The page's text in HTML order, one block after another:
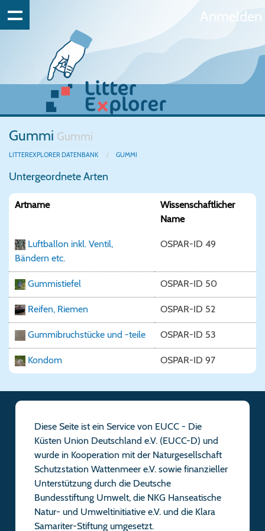
Anmelden
Gummi Gummi
LITTEREXPLORER DATENBANK GUMMI
Untergeordnete Arten
Artname
Wissenschaftlicher
Name
Luftballon inkl. Ventil,
Bändern etc.
OSPAR-ID 49
Gummistiefel OSPAR-ID 50
Reifen, Riemen OSPAR-ID 52
Gummibruchstücke und -teile OSPAR-ID 53
Kondom OSPAR-ID 97
Diese Seite ist ein Service von EUCC - Die
Küsten Union Deutschland e.V. (EUCC-D) und
wurde in Kooperation mit der Naturgesellschaft
Schutzstation Wattenmeer e.V. sowie finanzieller
Unterstützung durch die Deutsche
Bundesstiftung Umwelt, die NKG Hanseatische
Natur- und Umweltinitiative e.V. und die Klara
Samariter-Stiftung umgesetzt.